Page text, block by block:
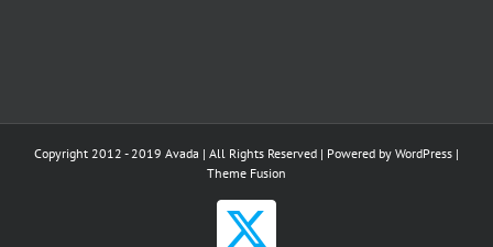
Copyright 2012 - 2019 Avada | All Rights Reserved | Powered by WordPress |
Theme Fusion